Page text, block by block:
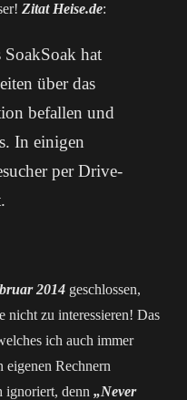
Zitat Heise.de:
hat
über das
befallen und
In einigen
per Drive-
2014 geschlossen,
nicht zu interessieren! Das
ich auch immer
Rechnern
ignoriert, denn „Never